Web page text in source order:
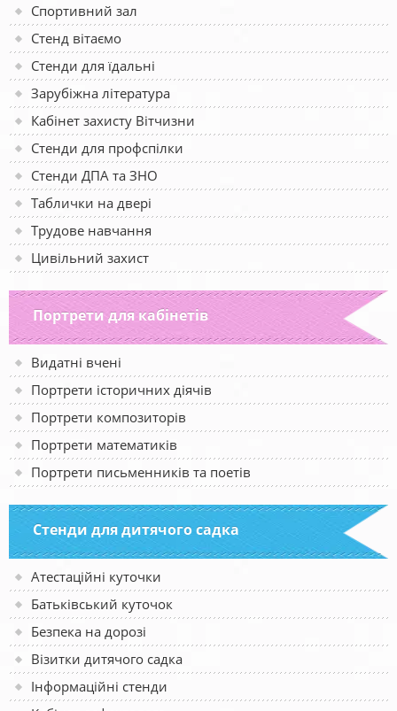
Спортивний зал
Стенд вітаємо
Стенди для їдальні
Зарубіжна література
Кабінет захисту Вітчизни
Стенди для профспілки
Стенди ДПА та ЗНО
Таблички на двері
Трудове навчання
Цивільний захист
Портрети для кабінетів
Видатні вчені
Портрети історичних діячів
Портрети композиторів
Портрети математиків
Портрети письменників та поетів
Стенди для дитячого садка
Атестаційні куточки
Батьківський куточок
Безпека на дорозі
Візитки дитячого садка
Інформаційні стенди